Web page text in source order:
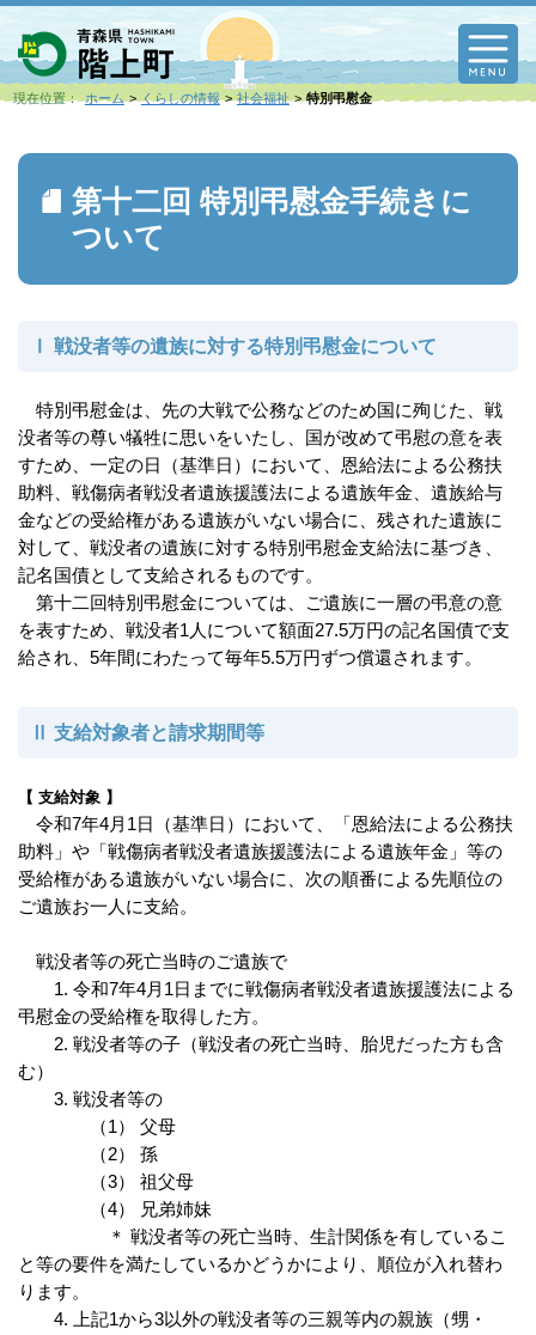
現在位置： ホーム くらしの情報 社会福祉 特別弔慰金
第十二回 特別弔慰金手続きに
ついて
Ⅰ 戦没者等の遺族に対する特別弔慰金について
特別弔慰金は、先の大戦で公務などのため国に殉じた、戦
没者等の尊い犠牲に思いをいたし、国が改めて弔慰の意を表
すため、一定の日（基準日）において、恩給法による公務扶
助料、戦傷病者戦没者遺族援護法による遺族年金、遺族給与
金などの受給権がある遺族がいない場合に、残された遺族に
対して、戦没者の遺族に対する特別弔慰金支給法に基づき、
記名国債として支給されるものです。
第十二回特別弔慰金については、ご遺族に一層の弔意の意
を表すため、戦没者1人について額面27.5万円の記名国債で支
給され、5年間にわたって毎年5.5万円ずつ償還されます。
Ⅱ 支給対象者と請求期間等
【 支給対象 】
令和7年4月1日（基準日）において、「恩給法による公務扶
助料」や「戦傷病者戦没者遺族援護法による遺族年金」等の
受給権がある遺族がいない場合に、次の順番による先順位の
ご遺族お一人に支給。
戦没者等の死亡当時のご遺族で
1. 令和7年4月1日までに戦傷病者戦没者遺族援護法による
弔慰金の受給権を取得した方。
2. 戦没者等の子（戦没者の死亡当時、胎児だった方も含
む）
3. 戦没者等の
（1） 父母
（2） 孫
（3） 祖父母
（4） 兄弟姉妹
＊ 戦没者等の死亡当時、生計関係を有しているこ
と等の要件を満たしているかどうかにより、順位が入れ替わ
ります。
4. 上記1から3以外の戦没者等の三親等内の親族（甥・